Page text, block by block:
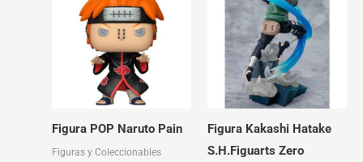
Figura POP Naruto Pain
Figuras y Coleccionables
Figura Kakashi Hatake
S.H.Figuarts Zero